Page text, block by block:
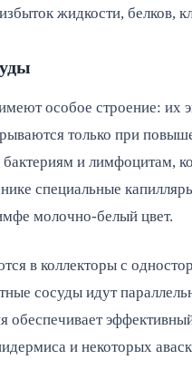
жидкости, белков,
особое строение: их
только при
и лимфоцитам,
специальные
молочно-белый цвет.
в коллекторы с
сосуды идут
и некоторых